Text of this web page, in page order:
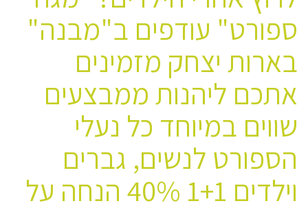
ספורט" עודפים ב"מבנה"
בארות יצחק מזמינים
אתכם ליהנות ממבצעים
שווים במיוחד כל נעלי
הספורט לנשים, גברים
וילדים 1+1 40% הנחה על